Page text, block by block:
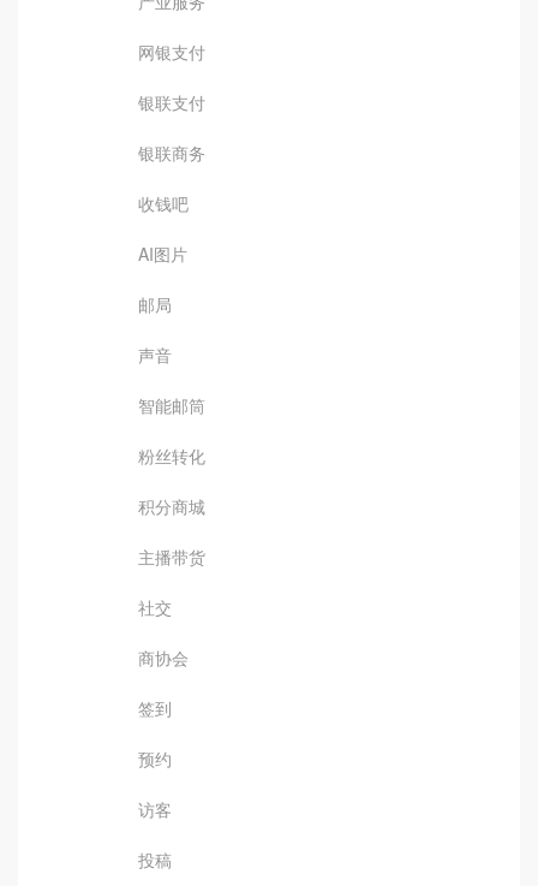
网银支付
银联支付
银联商务
收钱吧
AI图片
邮局
声音
智能邮筒
粉丝转化
积分商城
主播带货
社交
商协会
签到
预约
访客
投稿